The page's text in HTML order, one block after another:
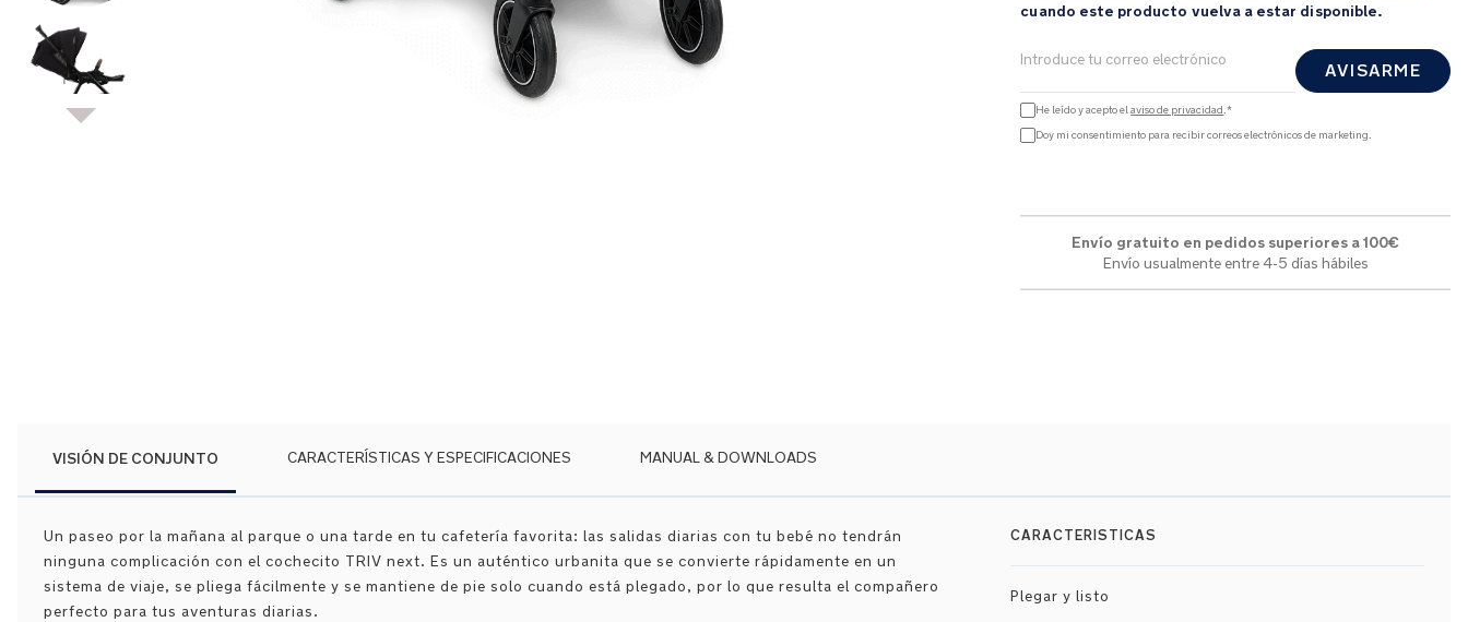
cuando este producto vuelva a estar disponible.
AVISARME
He leído y acepto elaviso de privacidad.*
Doy mi consentimiento para recibir correos electrónicos de marketing.
Envío gratuito en pedidos superiores a 100€
Envío usualmente entre 4-5 días hábiles
VISIÓN DE CONJUNTO
Un paseo por la mañana al parque o una tarde en tu cafetería favorita: las salidas diarias con tu bebé no tendrán
ninguna complicación con el cochecito TRIV next. Es un auténtico urbanita que se convierte rápidamente en un
sistema de viaje, se pliega fácilmente y se mantiene de pie solo cuando está plegado, por lo que resulta el compañero
perfecto para tus aventuras diarias.
CARACTERISTICAS
Plegar y listo
CARACTERÍSTICAS Y ESPECIFICACIONES MANUAL & DOWNLOADS